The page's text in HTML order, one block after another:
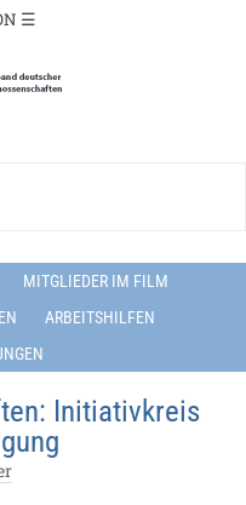
MITGLIEDER IM FILM
ARBEITSHILFEN
Initiativkreis